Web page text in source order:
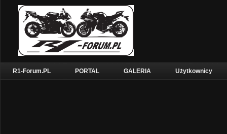
R1-Forum.PL PORTAL GALERIA Użytkownicy